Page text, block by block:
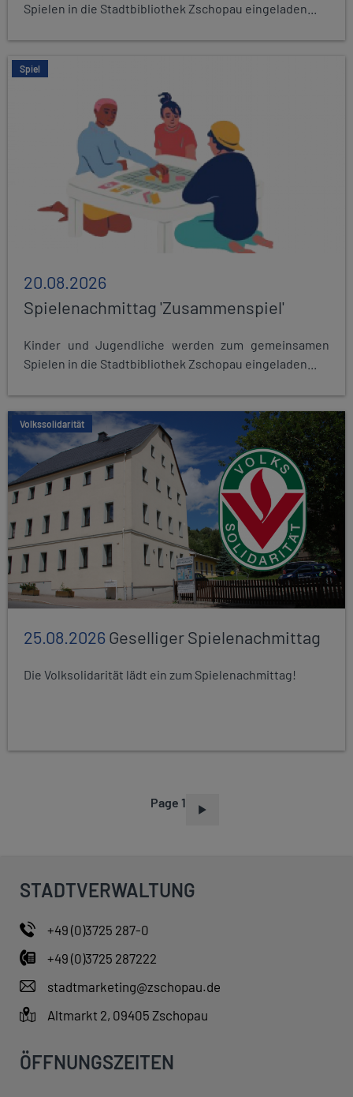
Spielen in die Stadtbibliothek Zschopau eingeladen...
Spiel
20.08.2026
Spielenachmittag 'Zusammenspiel'
Kinder und Jugendliche werden zum gemeinsamen
Spielen in die Stadtbibliothek Zschopau eingeladen...
Volkssolidarität
25.08.2026Geselliger Spielenachmittag
Die Volksolidarität lädt ein zum Spielenachmittag!
Page 1
STADTVERWALTUNG
+49 (0)3725 287-0
+49 (0)3725 287222
stadtmarketing@zschopau.de
Altmarkt 2, 09405 Zschopau
ÖFFNUNGSZEITEN